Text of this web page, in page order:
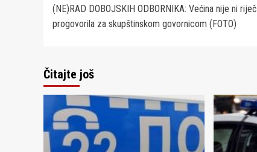
navigation
(NE)RAD DOBOJSKIH ODBORNIKA: Većina nije ni riječ
progovorila za skupštinskom govornicom (FOTO)
Čitajte još